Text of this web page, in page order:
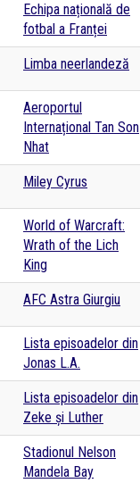
Echipa națională de
fotbal a Franței
Limba neerlandeză
Aeroportul
Internațional Tan Son
Nhat
Miley Cyrus
World of Warcraft:
Wrath of the Lich
King
AFC Astra Giurgiu
Lista episoadelor din
Jonas L.A.
Lista episoadelor din
Zeke și Luther
Stadionul Nelson
Mandela Bay